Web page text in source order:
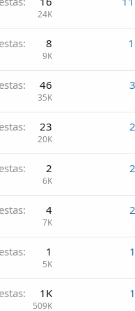
24K
8
9K
46
35K
23
20K
2
6K
4
7K
1
5K
1K
509K